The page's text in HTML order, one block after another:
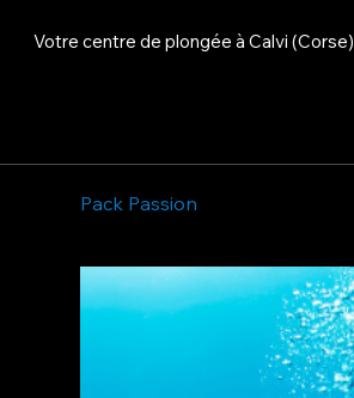
Votre centre de plongée à Calvi (Corse)
Pack Passion